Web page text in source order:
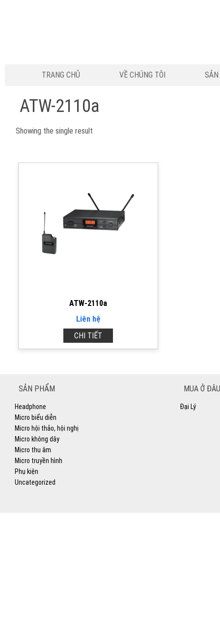
TRANG CHỦ VỀ CHÚNG TÔI
ATW-2110a
Showing the single result
ATW-2110a
Liên hệ
CHI TIẾT
SẢN PHẨM
Headphone
Micro biểu diễn
Micro hội thảo, hội nghị
Micro không dây
Micro thu âm
Micro truyền hình
Phụ kiện
Uncategorized
MUA Ở
Đại Lý